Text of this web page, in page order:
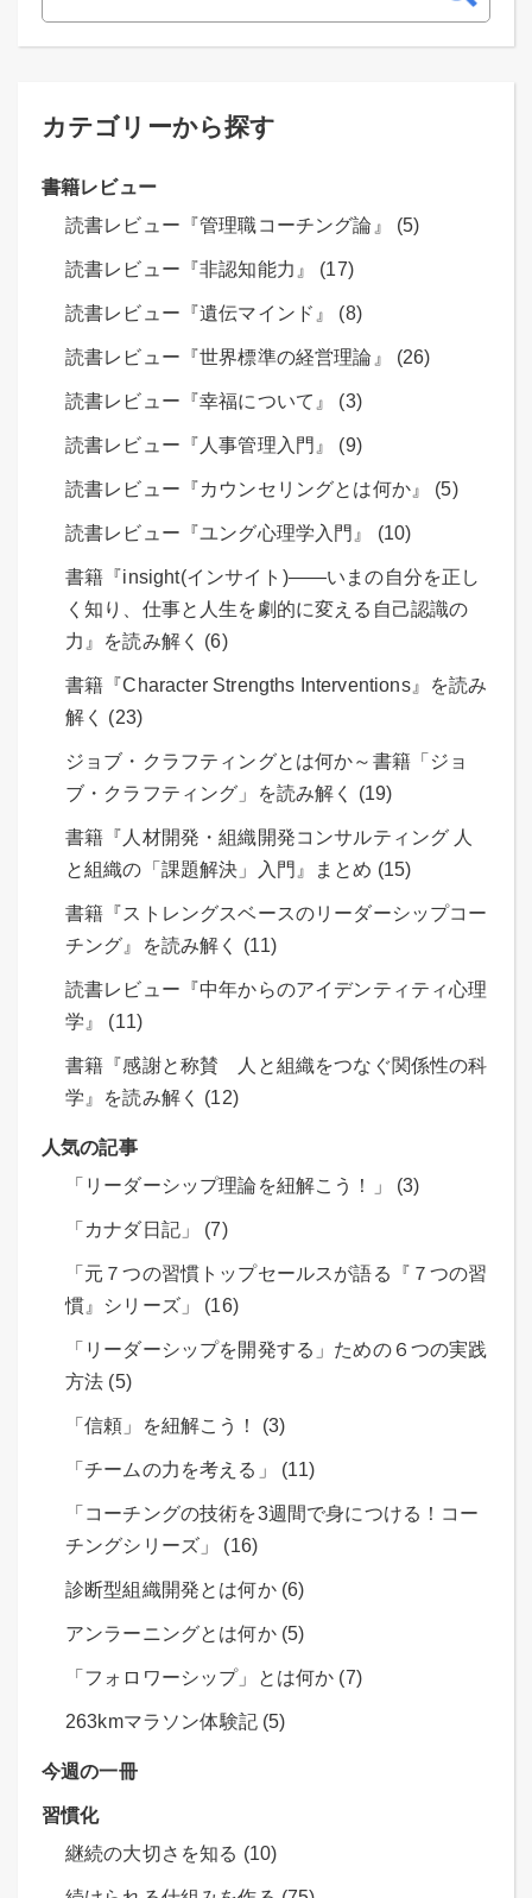
カテゴリーから探す
書籍レビュー
読書レビュー『管理職コーチング論』 (5)
読書レビュー『非認知能力』 (17)
読書レビュー『遺伝マインド』 (8)
読書レビュー『世界標準の経営理論』 (26)
読書レビュー『幸福について』 (3)
読書レビュー『人事管理入門』 (9)
読書レビュー『カウンセリングとは何か』 (5)
読書レビュー『ユング心理学入門』 (10)
書籍『insight(インサイト)――いまの自分を正し
く知り、仕事と人生を劇的に変える自己認識の
力』を読み解く (6)
書籍『Character Strengths Interventions』を読み
解く (23)
ジョブ・クラフティングとは何か～書籍「ジョ
ブ・クラフティング」を読み解く (19)
書籍『人材開発・組織開発コンサルティング 人
と組織の「課題解決」入門』まとめ (15)
書籍『ストレングスベースのリーダーシップコー
チング』を読み解く (11)
読書レビュー『中年からのアイデンティティ心理
学』 (11)
書籍『感謝と称賛 人と組織をつなぐ関係性の科
学』を読み解く (12)
人気の記事
「リーダーシップ理論を紐解こう！」 (3)
「カナダ日記」 (7)
「元７つの習慣トップセールスが語る『７つの習
慣』シリーズ」 (16)
「リーダーシップを開発する」ための６つの実践
方法 (5)
「信頼」を紐解こう！ (3)
「チームの力を考える」 (11)
「コーチングの技術を3週間で身につける！コー
チングシリーズ」 (16)
診断型組織開発とは何か (6)
アンラーニングとは何か (5)
「フォロワーシップ」とは何か (7)
263kmマラソン体験記 (5)
今週の一冊
習慣化
継続の大切さを知る (10)